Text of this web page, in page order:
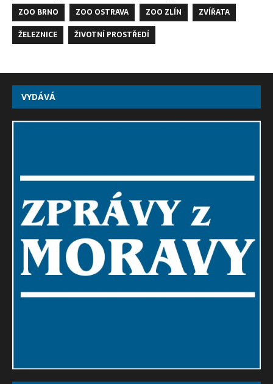
ZOO BRNO
ZOO OSTRAVA ZOO ZLÍN
ZVÍŘATA
ŽELEZNICE
ŽIVOTNÍ PROSTŘEDÍ
VYDÁVÁ